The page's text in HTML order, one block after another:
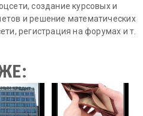
создание курсовых и
и решение математических
регистрация на форумах и т.